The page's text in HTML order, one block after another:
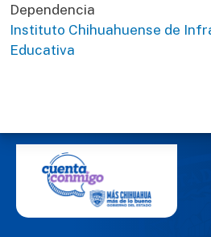
Dependencia
Instituto Chihuahuense de
Educativa